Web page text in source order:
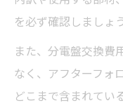
を必ず確認しましょう
また、分電盤交換費
なく、アフターフォ
どこまで含まれてい